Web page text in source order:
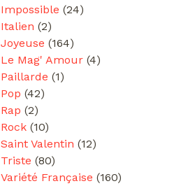
Impossible (24)
Italien (2)
Joyeuse (164)
Le Mag' Amour (4)
Paillarde (1)
Pop (42)
Rap (2)
Rock (10)
Saint Valentin (12)
Triste (80)
Variété Française (160)